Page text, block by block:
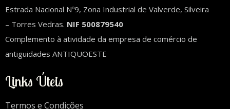
Estrada Nacional Nº9, Zona Industrial de Valverde, Silveira
– Torres Vedras. NIF 500879540
Complemento à atividade da empresa de comércio de
antiguidades ANTIQUOESTE
Links Úteis
Termos e Condições